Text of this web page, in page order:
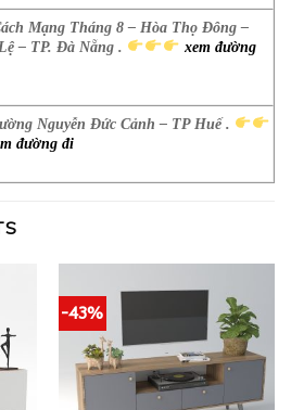
Mạng Tháng 8 – Hòa Thọ Đông –
– TP. Đà Nẵng .
xem đường
Nguyễn Đức Cảnh – TP Huế .
đường đi
-43%